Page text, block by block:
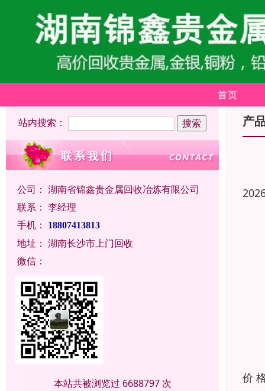
首页
站内搜索：
公司： 湖南省锦鑫贵金属回收冶炼有限公司
联系： 李经理
手机：
18807413813
地址： 湖南长沙市上门回收
微信：
本站共被浏览过 6688797 次
产
价